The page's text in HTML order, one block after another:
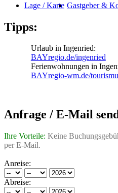
Lage / Karte Gastgeber &
Tipps:
Urlaub in Ingenried:
BAYregio.de/ingenried
Ferienwohnungen in
BAYregio-wm.de/
Anfrage / E-Mail
Ihre Vorteile: Keine
per E-Mail.
Anreise:
Abreise: